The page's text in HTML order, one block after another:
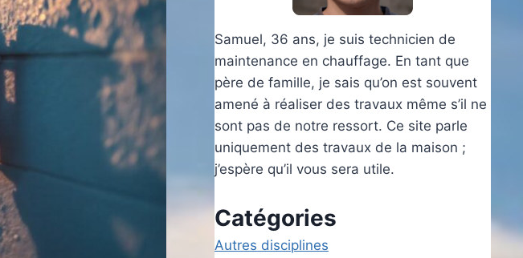
Samuel, 36 ans, je suis technicien de
maintenance en chauffage. En tant que
père de famille, je sais qu’on est souvent
amené à réaliser des travaux même s’il ne
sont pas de notre ressort. Ce site parle
uniquement des travaux de la maison ;
j’espère qu’il vous sera utile.
Catégories
Autres disciplines